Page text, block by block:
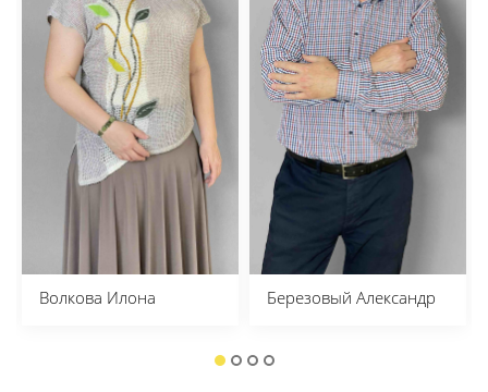
Волкова Илона Березовый Александр